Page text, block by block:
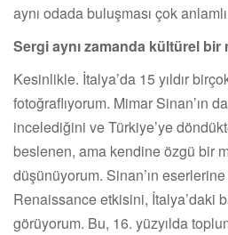
aynı odada buluşması çok
Sergi aynı zamanda kültürel bir
Kesinlikle. İtalya’da 15 yıldır
fotoğraflıyorum. Mimar Sinan’ın
incelediğini ve Türkiye’ye
beslenen, ama kendine özgü bir
düşünüyorum. Sinan’ın eserlerine
Renaissance etkisini, İtalya’daki
görüyorum. Bu, 16. yüzyılda